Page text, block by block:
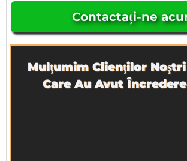
Contactați-ne
Mulțumim Clienților
Care Au Avut